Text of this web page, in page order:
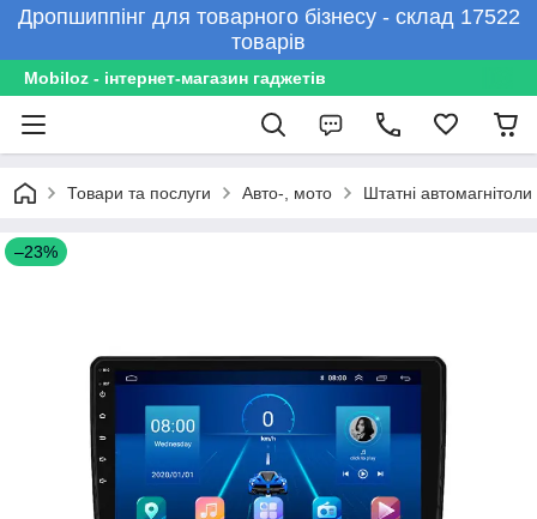
Дропшиппінг для товарного бізнесу - склад 17522
товарів
Mobiloz - інтернет-магазин гаджетів
Товари та послуги Авто-, мото Штатні автомагнітоли
–23%